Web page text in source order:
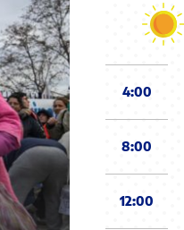
4:00
8:00
12:00